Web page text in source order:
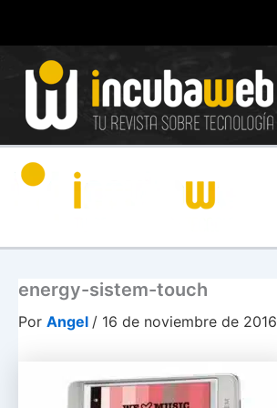
contenido
energy-sistem-touch
Por Angel / 16 de noviembre de 2016